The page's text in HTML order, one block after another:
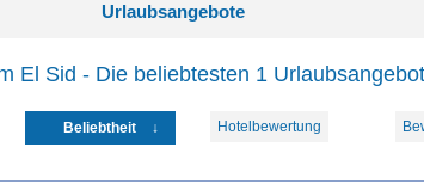
Urlaubsangebote
El Sid - Die beliebtesten 1
Beliebtheit Hotelbewertung